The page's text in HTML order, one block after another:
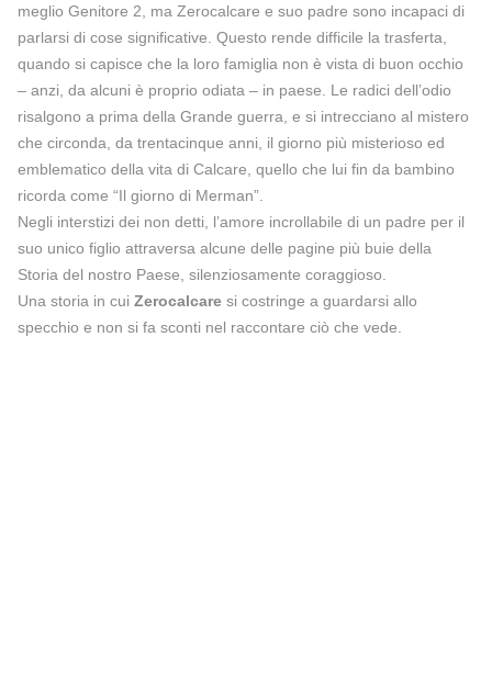
meglio Genitore 2, ma Zerocalcare e suo padre sono incapaci di
parlarsi di cose significative. Questo rende difficile la trasferta,
quando si capisce che la loro famiglia non è vista di buon occhio
– anzi, da alcuni è proprio odiata – in paese. Le radici dell’odio
risalgono a prima della Grande guerra, e si intrecciano al mistero
che circonda, da trentacinque anni, il giorno più misterioso ed
emblematico della vita di Calcare, quello che lui fin da bambino
ricorda come “Il giorno di Merman”.
Negli interstizi dei non detti, l’amore incrollabile di un padre per il
suo unico figlio attraversa alcune delle pagine più buie della
Storia del nostro Paese, silenziosamente coraggioso.
Una storia in cui Zerocalcare si costringe a guardarsi allo
specchio e non si fa sconti nel raccontare ciò che vede.